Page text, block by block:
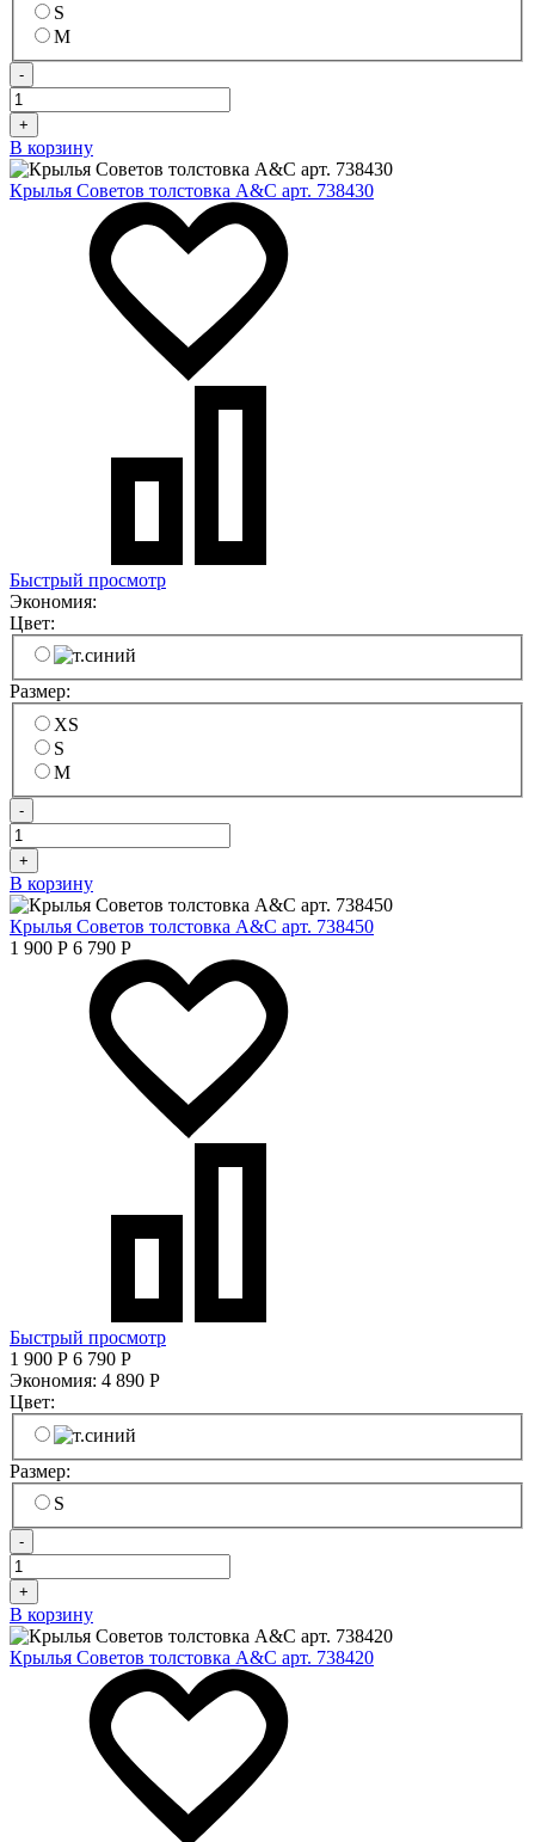
S
M
-
+
В корзину
Крылья Советов толстовка A&C арт. 738430
Быстрый просмотр
Экономия:
Цвет:
Размер:
XS
S
M
-
+
В корзину
Крылья Советов толстовка A&C арт. 738450
1 900 Р 6 790 Р
Быстрый просмотр
1 900 Р 6 790 Р
Экономия: 4 890 Р
Цвет:
Размер:
S
-
+
В корзину
Крылья Советов толстовка A&C арт. 738420